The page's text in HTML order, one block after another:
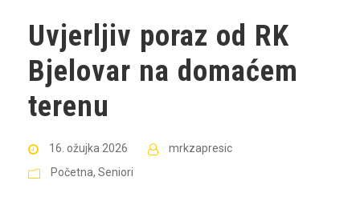
Uvjerljiv poraz od RK
Bjelovar na domaćem
terenu
16. ožujka 2026
mrkzapresic
Početna, Seniori